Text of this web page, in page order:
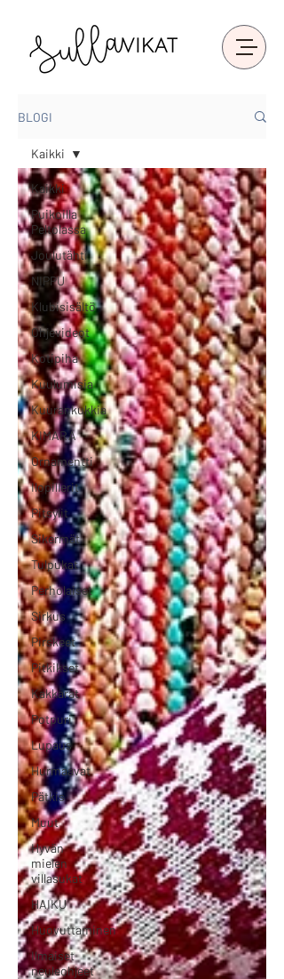
BLOGI
Kaikki
Puikoilla
Peltolassa
Joulutähti
NIPPU
Klubisisältö
Ohjevideot
Kotipiha
Kuulumisia
Kuurankukkia
KIMARA
Ornamentti
Ilopillerit
Pitsylit
Sikermät
Tulpukat
Perholaiset
Sirkus
Pirskeet
Pitkikset
Kakkarat
Potpuri
Lupaus
Hurmaavat
Pätkis
Muut
Hyvän
mielen
villasukat
HAIKU
Huovuttaminen
Ilmaiset
neuleohjeet
Kaikki